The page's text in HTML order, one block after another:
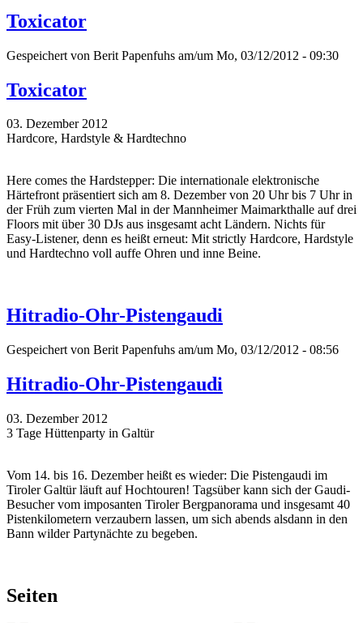
Toxicator
Gespeichert von Berit Papenfuhs am/um Mo, 03/12/2012 - 09:30
Toxicator
03. Dezember 2012
Hardcore, Hardstyle & Hardtechno
Here comes the Hardstepper: Die internationale elektronische
Härtefront präsentiert sich am 8. Dezember von 20 Uhr bis 7 Uhr in
der Früh zum vierten Mal in der Mannheimer Maimarkthalle auf drei
Floors mit über 30 DJs aus insgesamt acht Ländern. Nichts für
Easy-Listener, denn es heißt erneut: Mit strictly Hardcore, Hardstyle
und Hardtechno voll auffe Ohren und inne Beine.
Hitradio-Ohr-Pistengaudi
Gespeichert von Berit Papenfuhs am/um Mo, 03/12/2012 - 08:56
Hitradio-Ohr-Pistengaudi
03. Dezember 2012
3 Tage Hüttenparty in Galtür
Vom 14. bis 16. Dezember heißt es wieder: Die Pistengaudi im
Tiroler Galtür läuft auf Hochtouren! Tagsüber kann sich der Gaudi-
Besucher vom imposanten Tiroler Bergpanorama und insgesamt 40
Pistenkilometern verzaubern lassen, um sich abends alsdann in den
Bann wilder Partynächte zu begeben.
Seiten